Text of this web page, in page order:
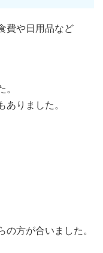
費や日用品など
りました。
方が合いました。